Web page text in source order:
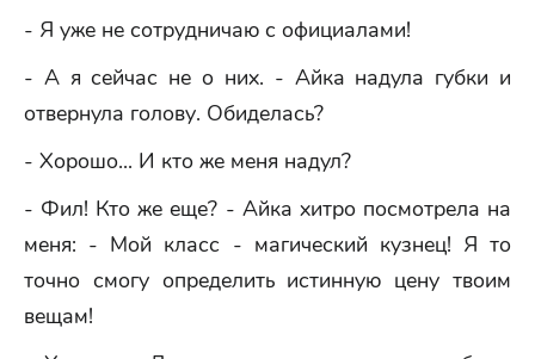
- Я уже не сотрудничаю с официалами!
- А я сейчас не о них. - Айка надула губки и
отвернула голову. Обиделась?
- Хорошо... И кто же меня надул?
- Фил! Кто же еще? - Айка хитро посмотрела на
меня: - Мой класс - магический кузнец! Я то
точно смогу определить истинную цену твоим
вещам!